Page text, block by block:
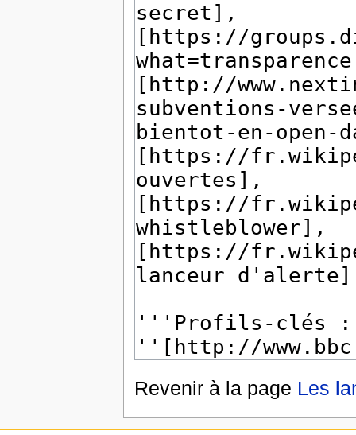
Revenir à la page Les